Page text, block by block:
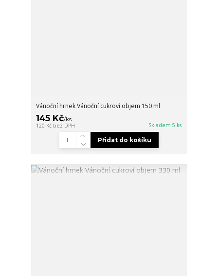
Vánoční hrnek Vánoční cukroví objem 150 ml
145 Kč/ks
120 Kč bez DPH Skladem 5 ks
Přidat do košíku